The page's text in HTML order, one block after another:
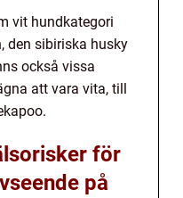
vit hundkategori
den sibiriska husky
också vissa
att vara vita, till
för
på